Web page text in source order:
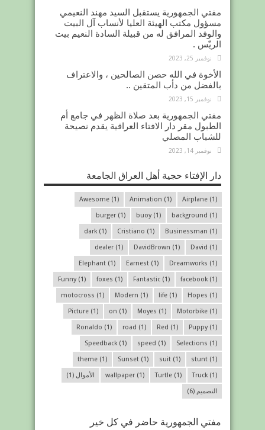
مفتي الجمهورية يستقبل السيد مهند النعيمي
مسؤول مكتب الهيئة العليا لأنساب آل البيت
والوفد المرافق له من قبيلة السادة النعيم بيت
الريّس .
نوفمبر 25, 2023
الأخوة في الله حصن الصالحين ، والاعتراف
بالفضل من دأب المتقين ..
نوفمبر 15, 2023
مفتي الجمهورية بعد صلاة الظهر في جامع أم
الطبول مقر دار الافتاء العراقية يقدم نصيحة
للشباب المصلي
نوفمبر 14, 2023
دار الإفتاء حجية أهل العراق الجامعة
Airplane (1)
Animation (1)
Awesome (1)
background (1)
buoy(1)
burger (1)
Businessman (1)
Cristiano (1)
dark (1)
David (1)
DavidBrown (1)
dealer (1)
Dreamworks (1)
Earnest (1)
Elephant (1)
facebook (1)
Fantastic (1)
foxes (1)
Funny(1)
Hopes (1)
life (1)
Modern (1)
motocross (1)
Motorbike (1)
Moyes (1)
on (1)
Picture (1)
Puppy(1)
Red (1)
road (1)
Ronaldo (1)
Selections (1)
speed (1)
Speedback (1)
stunt (1)
suit (1)
Sunset (1)
theme (1)
Truck (1)
Turtle (1)
wallpaper (1) الأموال (1)
التصميم (6)
مفتي الجمهورية حاضر في كل خير